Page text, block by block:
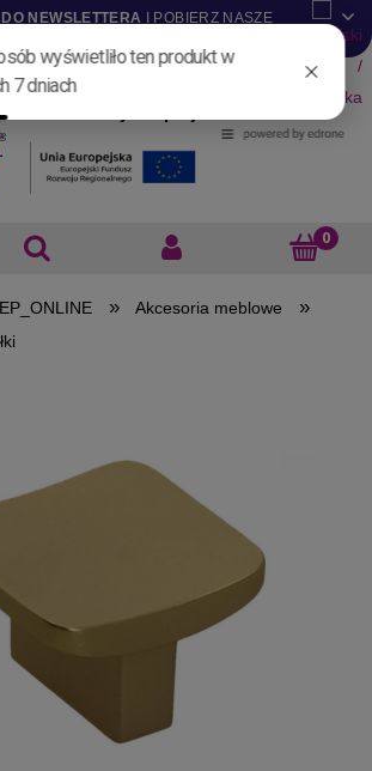
NEWSLETTERA I POBIERZ NASZE
Blog
» Akcesoria meblowe »